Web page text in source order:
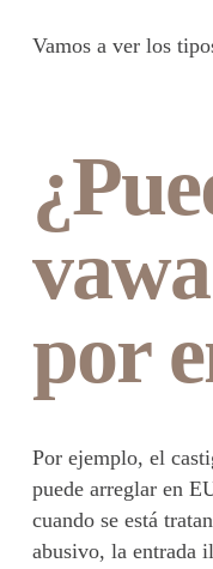
Vamos a ver los
por
Por ejemplo, el
puede arreglar en
cuando se está
abusivo, la entrada